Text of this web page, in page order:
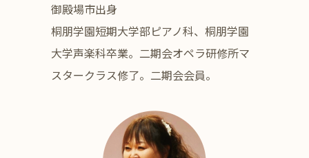
御殿場市出身
桐朋学園短期大学部ピアノ科、桐朋学園
大学声楽科卒業。二期会オペラ研修所マ
スタークラス修了。二期会会員。